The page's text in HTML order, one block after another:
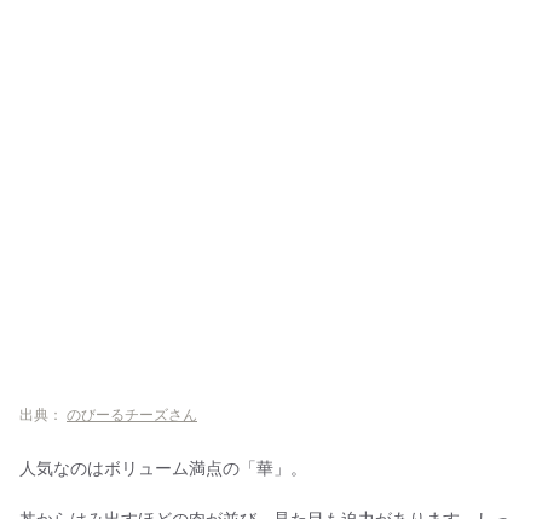
出典： のびーるチーズさん
人気なのはボリューム満点の「華」。